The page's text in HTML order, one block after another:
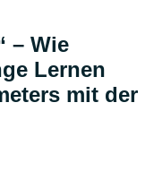
– Wie
Lernen
mit der